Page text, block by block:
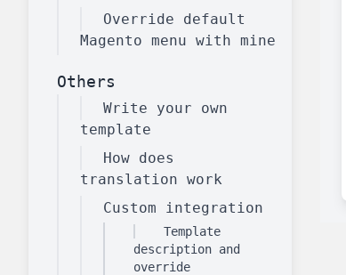
________
Organisez facilement vos
⟶ découvrir l'extension
Customer Item Stock Alert
________
Override default
Magento menu with mine
Others
Write your own
template
How does
translation work
Custom integration
Template
description and
override